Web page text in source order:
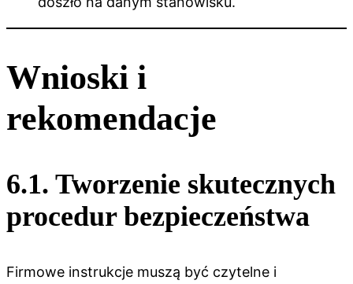
Wnioski i
rekomendacje
6.1. Tworzenie skutecznych
procedur bezpieczeństwa
Firmowe instrukcje muszą być czytelne i